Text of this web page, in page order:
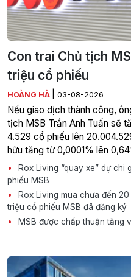
Con trai Chủ tịch
triệu cổ phiếu
HOÀNG HÀ 03-08-2026
Nếu giao dịch thành công,
tịch MSB Trần Anh Tuấn sẽ
4.529 cổ phiếu lên
hữu tăng từ 0,0001% lên
Rox Living “quay xe” dự chi
phiếu MSB
Rox Living mua chưa đến
triệu cổ phiếu MSB đã đăng ký
MSB được chấp thuận tăng